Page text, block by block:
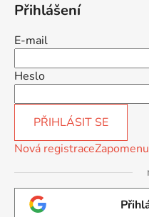
Přihlášení
E-mail
Heslo
PŘIHLÁSIT SE
Nová registrace